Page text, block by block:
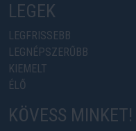
LEGEK
LEGFRISSEBB
LEGNÉPSZERŰBB
KIEMELT
ÉLŐ
KÖVESS MINKET!